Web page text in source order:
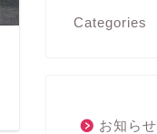
Categories
お知らせ